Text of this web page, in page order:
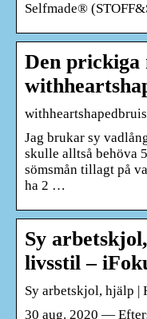
Selfmade®
Den
Jag brukar sy
skulle alltså behöva
sömsmån tillagt på
ha 2 …
Sy
livsstil –
Sy arbetskjol, hjälp
30 aug. 2020 —